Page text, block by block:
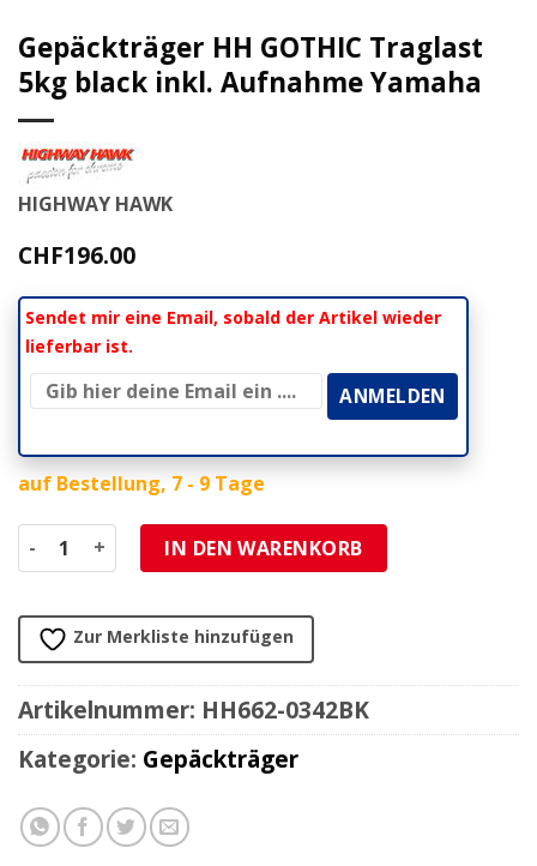
Gepäckträger HH GOTHIC Traglast
5kg black inkl. Aufnahme Yamaha
HIGHWAY HAWK
CHF196.00
Sendet mir eine Email, sobald der Artikel wieder
lieferbar ist.
auf Bestellung, 7 - 9 Tage
Gepäckträger HH GOTHIC Traglast 5kg black inkl.
IN DEN WARENKORB
Zur Merkliste hinzufügen
Artikelnummer: HH662-0342BK
Kategorie: Gepäckträger